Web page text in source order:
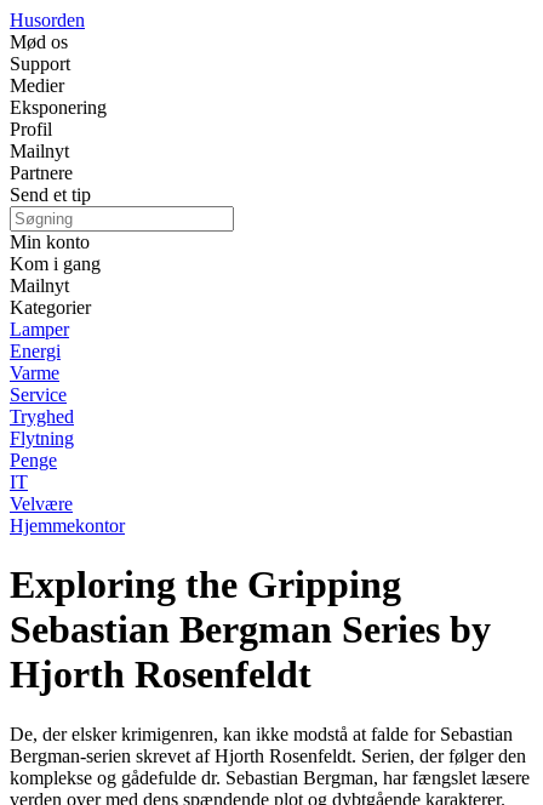
Husorden
Mød os
Support
Medier
Eksponering
Profil
Mailnyt
Partnere
Send et tip
Min konto
Kom i gang
Mailnyt
Kategorier
Lamper
Energi
Varme
Service
Tryghed
Flytning
Penge
IT
Velvære
Hjemmekontor
Exploring the Gripping
Sebastian Bergman Series by
Hjorth Rosenfeldt
De, der elsker krimigenren, kan ikke modstå at falde for Sebastian
Bergman-serien skrevet af Hjorth Rosenfeldt. Serien, der følger den
komplekse og gådefulde dr. Sebastian Bergman, har fængslet læsere
verden over med dens spændende plot og dybtgående karakterer.